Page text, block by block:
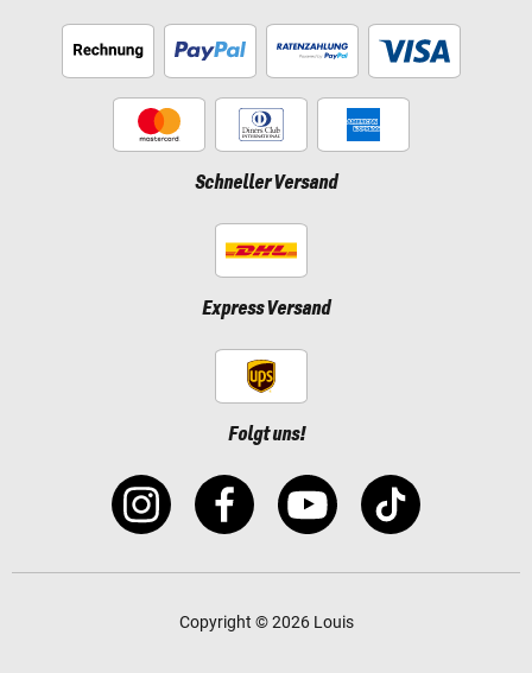
Schneller Versand
Express Versand
Folgt uns!
Copyright © 2026 Louis